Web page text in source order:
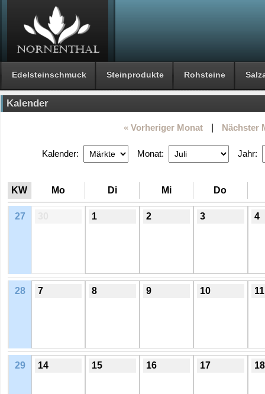
Edelsteinschmuck Steinprodukte Rohsteine
Kalender
« Vorheriger Monat Nächster
Kalender: Monat: Jahr:
KW Mo Di Mi Do
27 1 2 3 4
28 7 8 9 10 11
29 14 15 16 17 18